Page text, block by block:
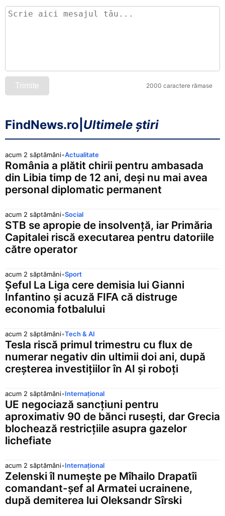
2000 caractere rămase
Trimite
FindNews.ro Ultimele știri
acum 2 săptămâni•Actualitate
România a plătit chirii pentru ambasada
din Libia timp de 12 ani, deși nu mai avea
personal diplomatic permanent
acum 2 săptămâni•Social
STB se apropie de insolvență, iar Primăria
Capitalei riscă executarea pentru datoriile
către operator
acum 2 săptămâni•Sport
Șeful La Liga cere demisia lui Gianni
Infantino și acuză FIFA că distruge
economia fotbalului
acum 2 săptămâni•Tech & AI
Tesla riscă primul trimestru cu flux de
numerar negativ din ultimii doi ani, după
creșterea investițiilor în AI și roboți
acum 2 săptămâni•Internațional
UE negociază sancțiuni pentru
aproximativ 90 de bănci rusești, dar Grecia
blochează restricțiile asupra gazelor
lichefiate
acum 2 săptămâni•Internațional
Zelenski îl numește pe Mîhailo Drapatîi
comandant-șef al Armatei ucrainene,
după demiterea lui Oleksandr Sîrski